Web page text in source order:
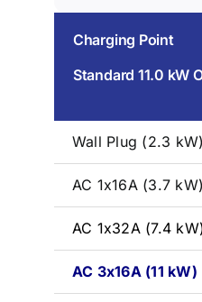
Charging Point
Standard 11.0 kW
Wall Plug (2.3 kW)
AC 1x16A (3.7 kW)
AC 1x32A (7.4
AC 3x16A (11 kW)